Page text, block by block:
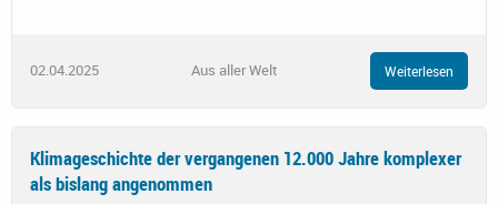
02.04.2025 Aus aller Welt Weiterlesen
Klimageschichte der vergangenen 12.000 Jahre komplexer
als bislang angenommen